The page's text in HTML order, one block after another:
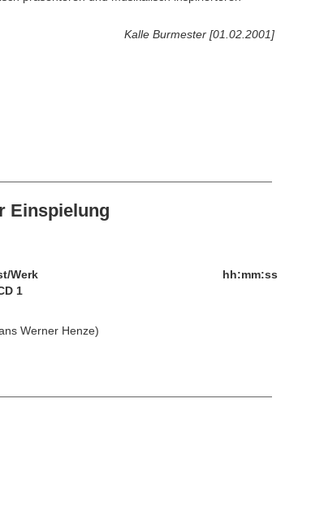
Kalle Burmester [01.02.2001]
Einspielung
Werk
hh:mm:ss
1
Werner Henze)